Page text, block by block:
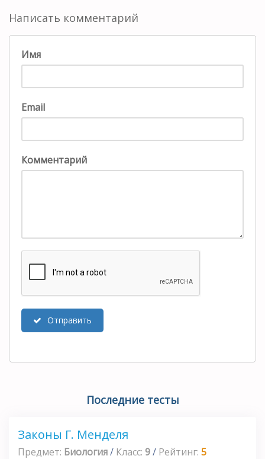
Написать комментарий
Имя
Email
Комментарий
Отправить
Последние тесты
Законы Г. Менделя
Предмет: Биология/ Класс: 9/ Рейтинг: 5